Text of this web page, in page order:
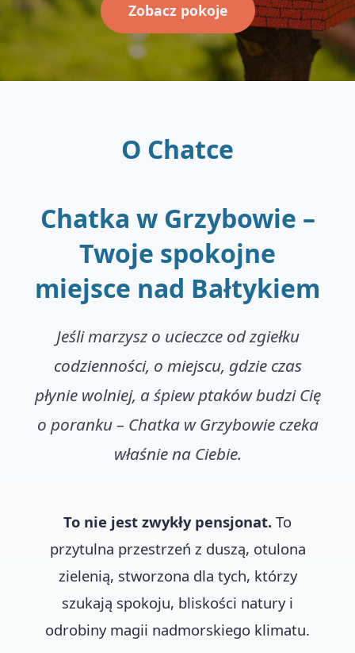
Zobacz pokoje
O Chatce
Chatka w Grzybowie –
Twoje spokojne
miejsce nad Bałtykiem
Jeśli marzysz o ucieczce od zgiełku
codzienności, o miejscu, gdzie czas
płynie wolniej, a śpiew ptaków budzi Cię
o poranku – Chatka w Grzybowie czeka
właśnie na Ciebie.
To nie jest zwykły pensjonat. To
przytulna przestrzeń z duszą, otulona
zielenią, stworzona dla tych, którzy
szukają spokoju, bliskości natury i
odrobiny magii nadmorskiego klimatu.